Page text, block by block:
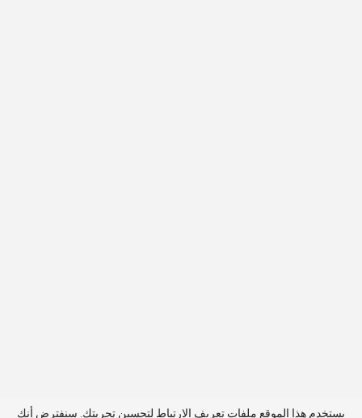
يستخدم هذا الموقع ملفات تعريف الارتباط لتحسين تجربتك. سنفترض أنك